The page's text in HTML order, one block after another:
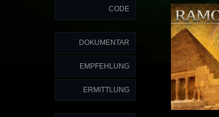
CODE
DOKUMENTAR
EMPFEHLUNG
ERMITTLUNG